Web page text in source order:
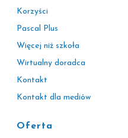
Korzyści
Pascal Plus
Więcej niż szkoła
Wirtualny doradca
Kontakt
Kontakt dla mediów
Oferta